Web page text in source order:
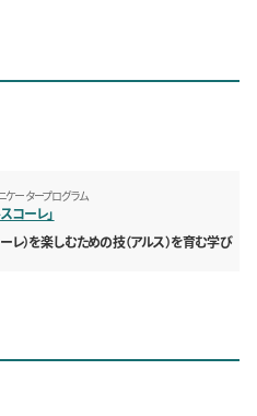
ケータープログラム
コーレ」
レ）を楽しむための技（アルス）を育む学び